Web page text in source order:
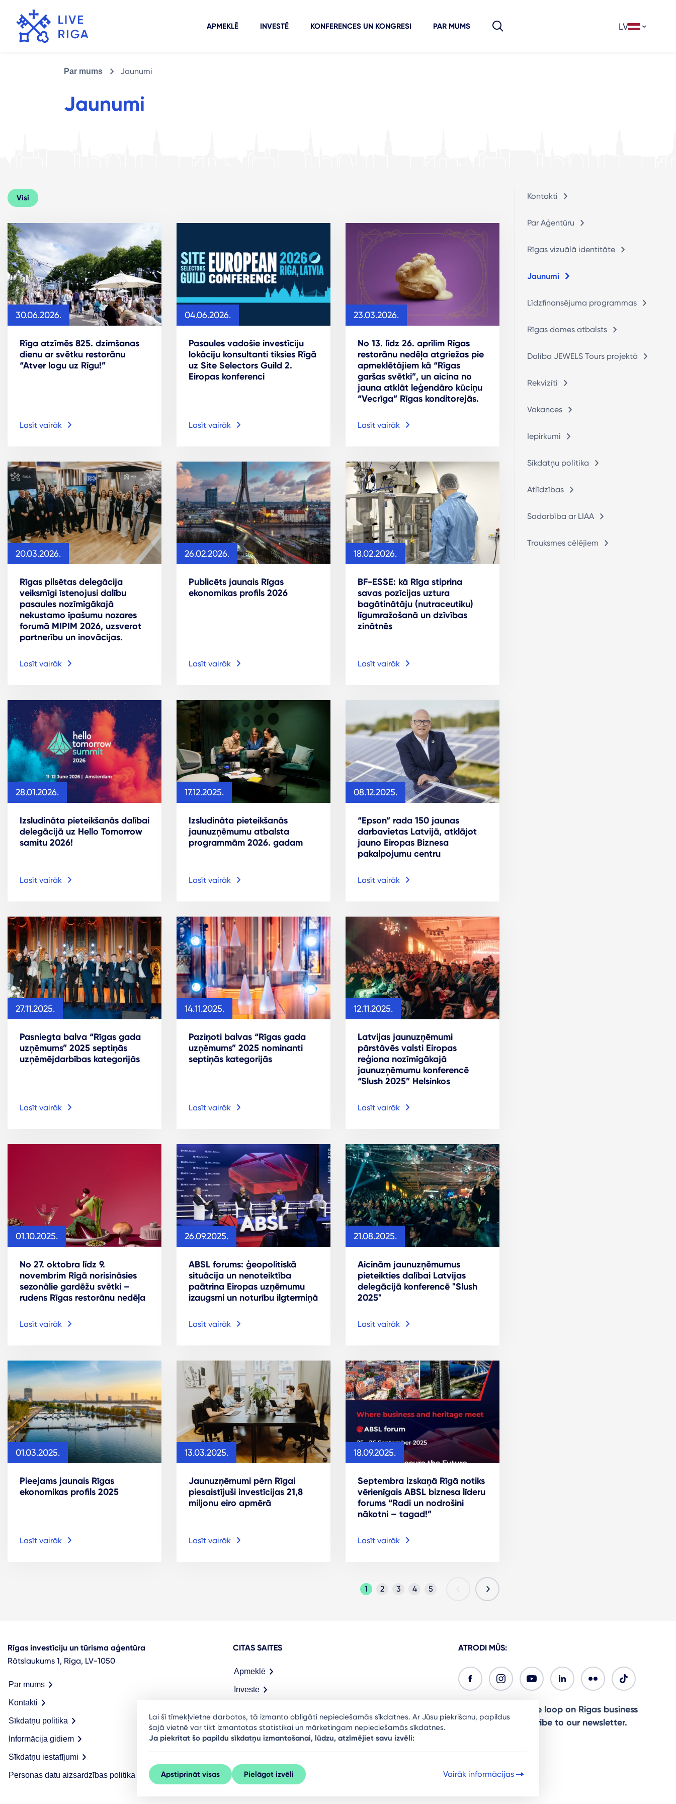
APMEKLĒ INVESTĒ KONFERENCES UN KONGRESI PAR MUMS LV
Par mums Jaunumi
Jaunumi
Kontakti
Par Aģentūru
Rīgas vizuālā identitāte
Jaunumi
Līdzfinansējuma programmas
Rīgas domes atbalsts
Dalība JEWELS Tours projektā
Rekvizīti
Vakances
Iepirkumi
Sīkdatņu politika
Atlīdzības
Sadarbība ar LIAA
Trauksmes cēlējiem
Visi
30.06.2026.
Rīga atzīmēs 825. dzimšanas
dienu ar svētku restorānu
“Atver logu uz Rīgu!”
Lasīt vairāk
04.06.2026.
Pasaules vadošie investīciju
lokāciju konsultanti tiksies Rīgā
uz Site Selectors Guild 2.
Eiropas konferenci
Lasīt vairāk
23.03.2026.
No 13. līdz 26. aprīlim Rīgas
restorānu nedēļa atgriežas pie
apmeklētājiem kā “Rīgas
garšas svētki”, un aicina no
jauna atklāt leģendāro kūciņu
“Vecrīga” Rīgas konditorejās.
Lasīt vairāk
20.03.2026.
Rīgas pilsētas delegācija
veiksmīgi īstenojusi dalību
pasaules nozīmīgākajā
nekustamo īpašumu nozares
forumā MIPIM 2026, uzsverot
partnerību un inovācijas.
Lasīt vairāk
26.02.2026.
Publicēts jaunais Rīgas
ekonomikas profils 2026
Lasīt vairāk
18.02.2026.
BF-ESSE: kā Rīga stiprina
savas pozīcijas uztura
bagātinātāju (nutraceutiku)
līgumražošanā un dzīvības
zinātnēs
Lasīt vairāk
28.01.2026.
Izsludināta pieteikšanās dalībai
delegācijā uz Hello Tomorrow
samitu 2026!
Lasīt vairāk
17.12.2025.
Izsludināta pieteikšanās
jaunuzņēmumu atbalsta
programmām 2026. gadam
Lasīt vairāk
08.12.2025.
“Epson” rada 150 jaunas
darbavietas Latvijā, atklājot
jauno Eiropas Biznesa
pakalpojumu centru
Lasīt vairāk
27.11.2025.
Pasniegta balva “Rīgas gada
uzņēmums” 2025 septiņās
uzņēmējdarbības kategorijās
Lasīt vairāk
14.11.2025.
Paziņoti balvas “Rīgas gada
uzņēmums” 2025 nominanti
septiņās kategorijās
Lasīt vairāk
12.11.2025.
Latvijas jaunuzņēmumi
pārstāvēs valsti Eiropas
reģiona nozīmīgākajā
jaunuzņēmumu konferencē
“Slush 2025” Helsinkos
Lasīt vairāk
01.10.2025.
No 27. oktobra līdz 9.
novembrim Rīgā norisināsies
sezonālie gardēžu svētki –
rudens Rīgas restorānu nedēļa
Lasīt vairāk
26.09.2025.
ABSL forums: ģeopolitiskā
situācija un nenoteiktība
paātrina Eiropas uzņēmumu
izaugsmi un noturību ilgtermiņā
Lasīt vairāk
21.08.2025.
Aicinām jaunuzņēmumus
pieteikties dalībai Latvijas
delegācijā konferencē "Slush
2025"
Lasīt vairāk
01.03.2025.
Pieejams jaunais Rīgas
ekonomikas profils 2025
Lasīt vairāk
13.03.2025.
Jaunuzņēmumi pērn Rīgai
piesaistījuši investīcijas 21,8
miljonu eiro apmērā
Lasīt vairāk
18.09.2025.
Septembra izskaņā Rīgā notiks
vērienīgais ABSL biznesa līderu
forums “Radi un nodrošini
nākotni – tagad!”
Lasīt vairāk
1 2 3 4 5
Rīgas investīciju un tūrisma aģentūra
Rātslaukums 1, Rīga, LV-1050
Par mums
Kontakti
Sīkdatņu politika
Informācija gidiem
Sīkdatņu iestatījumi
Personas datu aizsardzības politika
CITAS SAITES
Apmeklē
Investē
ATRODI MŪS:
Ready to stay in the loop on Rigas business
community? Subscribe to our newsletter.
Lai šī tīmekļvietne darbotos, tā izmanto obligāti nepieciešamās sīkdatnes. Ar Jūsu piekrišanu, papildus
šajā vietnē var tikt izmantotas statistikai un mārketingam nepieciešamās sīkdatnes.
Ja piekrītat šo papildu sīkdatņu izmantošanai, lūdzu, atzīmējiet savu izvēli:
Apstiprināt visas Pielāgot izvēli Vairāk informācijas